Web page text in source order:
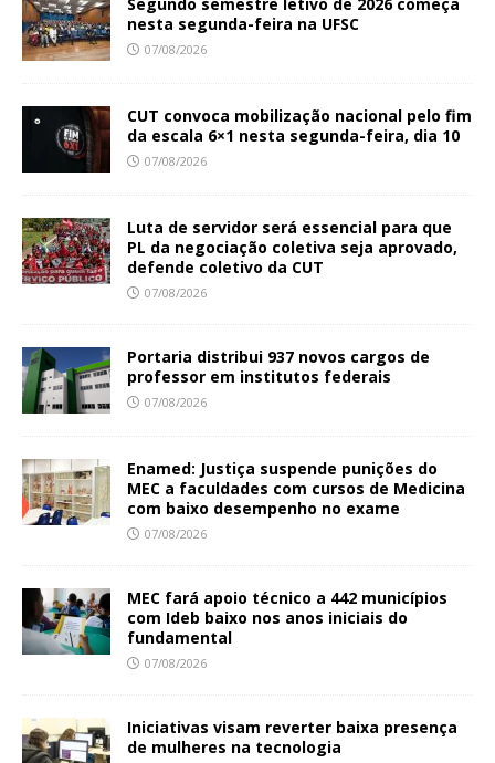
nesta segunda-feira na UFSC
07/08/2026
CUT convoca mobilização nacional pelo fim
da escala 6×1 nesta segunda-feira, dia 10
07/08/2026
Luta de servidor será essencial para que
PL da negociação coletiva seja aprovado,
defende coletivo da CUT
07/08/2026
Portaria distribui 937 novos cargos de
professor em institutos federais
07/08/2026
Enamed: Justiça suspende punições do
MEC a faculdades com cursos de Medicina
com baixo desempenho no exame
07/08/2026
MEC fará apoio técnico a 442 municípios
com Ideb baixo nos anos iniciais do
fundamental
07/08/2026
Iniciativas visam reverter baixa presença
de mulheres na tecnologia